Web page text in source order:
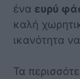
ένα ευρύ
καλή
ικανότητα
Τα